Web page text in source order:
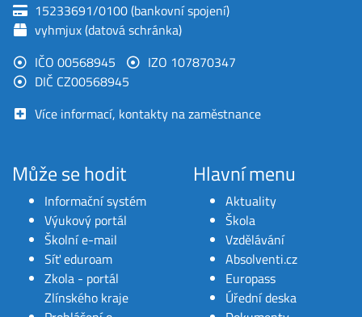
15233691/0100 (bankovní spojení)
vyhmjux (datová schránka)
IČO 00568945
IZO 107870347
DIČ CZ00568945
Více informací, kontakty na zaměstnance
Může se hodit
Informační systém
Výukový portál
Školní e-mail
Síť eduroam
Zkola - portál
Zlínského kraje
Hlavní menu
Aktuality
Škola
Vzdělávání
Absolventi.cz
Europass
Úřední deska